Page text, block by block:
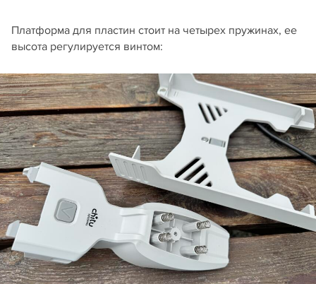
Платформа для пластин стоит на четырех пружинах, ее
высота регулируется винтом: